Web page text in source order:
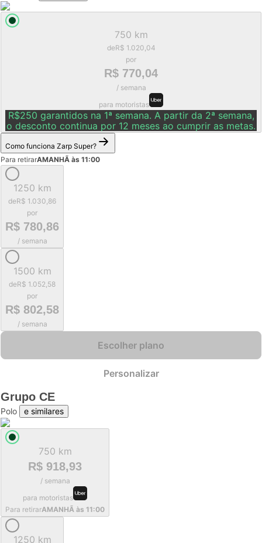
750 km
deR$ 1.020,04
por
R$ 770,04
/ semana
para motoristas
R$250 garantidos na 1ª semana. A partir da 2ª semana,
o desconto continua por 12 meses ao cumprir as metas.
Como funciona Zarp Super?
Para retirarAMANHÃ às 11:00
1250 km
deR$ 1.030,86
por
R$ 780,86
/ semana
1500 km
deR$ 1.052,58
por
R$ 802,58
/ semana
Escolher plano
Personalizar
Grupo CE
Polo e similares
750 km
R$ 918,93
/ semana
para motoristas
Para retirarAMANHÃ às 11:00
1250 km